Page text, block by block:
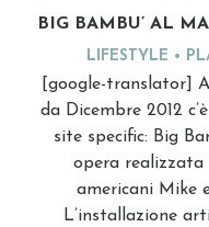
BIG BAMBU’ AL
LIFESTYLE
[google-translator]
da Dicembre 2012
site specific: Big
opera
americani Mike
L’installazione